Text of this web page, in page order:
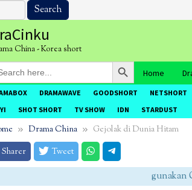
China - Korea short
Search Button
Home
DRAMAWAVE GOODSHORT NETSHORT
SHOT SHORT TV SHOW IDN STARDUST
Drama China
Gejolak di Dunia Hitam
Sharer
Tweet
gunakan